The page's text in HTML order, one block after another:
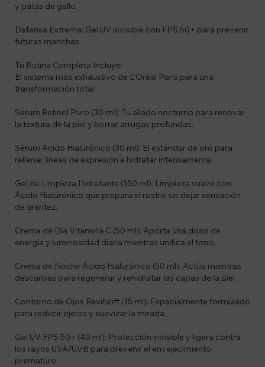
y patas de gallo.
Defensa Extrema: Gel UV invisible con FPS 50+ para prevenir
futuras manchas.
Tu Rutina Completa Incluye:
El sistema más exhaustivo de L'Oréal Paris para una
transformación total:
Sérum Retinol Puro (30 ml): Tu aliado nocturno para renovar
la textura de la piel y borrar arrugas profundas.
Sérum Ácido Hialurónico (30 ml): El estándar de oro para
rellenar líneas de expresión e hidratar intensamente.
Gel de Limpieza Hidratante (150 ml): Limpieza suave con
Ácido Hialurónico que prepara el rostro sin dejar sensación
de tirantez.
Crema de Día Vitamina C (50 ml): Aporta una dosis de
energía y luminosidad diaria mientras unifica el tono.
Crema de Noche Ácido Hialurónico (50 ml): Actúa mientras
descansas para regenerar y rehidratar las capas de la piel.
Contorno de Ojos Revitalift (15 ml): Especialmente formulado
para reducir ojeras y suavizar la mirada.
Gel UV FPS 50+ (40 ml): Protección invisible y ligera contra
los rayos UVA/UVB para prevenir el envejecimiento
prematuro.